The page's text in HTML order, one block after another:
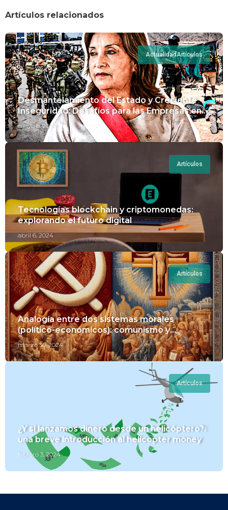
Artículos relacionados
ActualidadArtículos
Desmantelamiento del Estado y Creciente
Inseguridad: Desafíos para las Empresas en
Perú.
mayo 8, 2024
Artículos
Tecnologías blockchain y criptomonedas:
explorando el futuro digital
abril 6, 2024
Artículos
Analogía entre dos sistemas morales
(político-económicos): comunismo y
cristianismo
marzo 30, 2024
Artículos
¿Y si lanzamos dinero desde un helicóptero?:
una breve introducción al helicopter money
febrero 3, 2024